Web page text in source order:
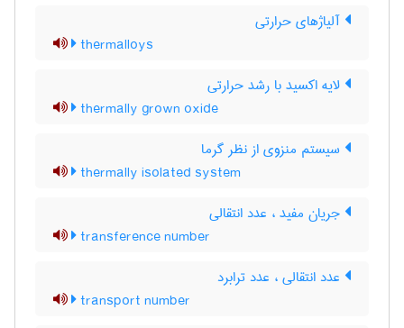
آلیاژهای حرارتی
thermalloys
لایه اکسید با رشد حرارتی
thermally grown oxide
سیستم منزوی از نظر گرما
thermally isolated system
جریان مفید ، عدد انتقالی
transference number
عدد انتقالی ، عدد ترابرد
transport number